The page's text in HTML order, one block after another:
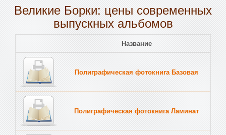
Великие Борки: цены современных
выпускных альбомов
Название
Полиграфическая фотокнига Базовая
Полиграфическая фотокнига Ламинат